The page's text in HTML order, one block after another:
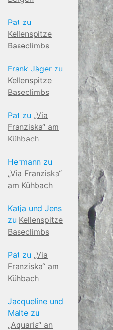
Pat zu
Kellenspitze
Baseclimbs
Frank Jäger zu
Kellenspitze
Baseclimbs
Pat zu „Via
Franziska“ am
Kühbach
Hermann zu
„Via Franziska“
am Kühbach
Katja und Jens
zu Kellenspitze
Baseclimbs
Pat zu „Via
Franziska“ am
Kühbach
Jacqueline und
Malte zu
„Aquaria“ an